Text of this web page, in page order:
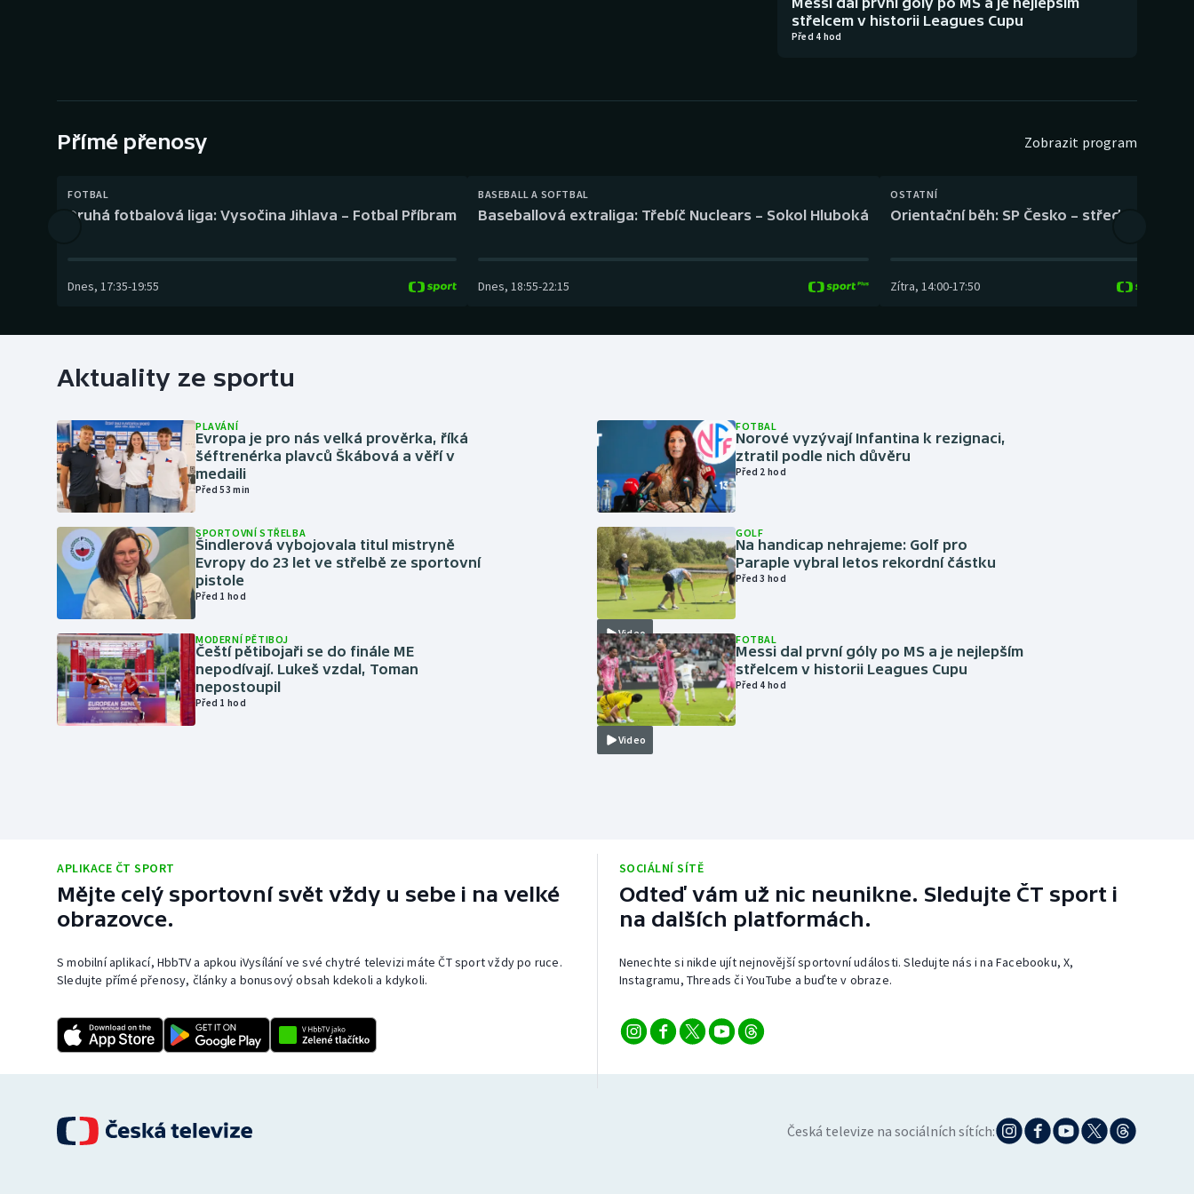
Gymnastika Plážový volejbal
střelcem v historii Leagues Cupu
Před 4 hod
Přímé přenosy Zobrazit program
FOTBAL
Druhá fotbalová liga: Vysočina Jihlava – Fotbal Příbram
Dnes, 17:35-19:55
BASEBALL A SOFTBAL
Baseballová extraliga: Třebíč Nuclears – Sokol Hluboká
Dnes, 18:55-22:15
OSTATNÍ
Orientační běh: SP Česko – střední trať
Zítra, 14:00-17:50
Aktuality ze sportu
PLAVÁNÍ
Evropa je pro nás velká prověrka, říká
šéftrenérka plavců Škábová a věří v
medaili
Před 53 min
SPORTOVNÍ STŘELBA
Šindlerová vybojovala titul mistryně
Evropy do 23 let ve střelbě ze sportovní
pistole
Před 1 hod
MODERNÍ PĚTIBOJ
Čeští pětibojaři se do finále ME
nepodívají. Lukeš vzdal, Toman
nepostoupil
Před 1 hod
FOTBAL
Norové vyzývají Infantina k rezignaci,
ztratil podle nich důvěru
Před 2 hod
Video
GOLF
Na handicap nehrajeme: Golf pro
Paraple vybral letos rekordní částku
Před 3 hod
Video
FOTBAL
Messi dal první góly po MS a je nejlepším
střelcem v historii Leagues Cupu
Před 4 hod
APLIKACE ČT SPORT
Mějte celý sportovní svět vždy u sebe i na velké
obrazovce.
S mobilní aplikací, HbbTV a apkou iVysílání ve své chytré televizi máte ČT sport vždy po ruce.
Sledujte přímé přenosy, články a bonusový obsah kdekoli a kdykoli.
SOCIÁLNÍ SÍTĚ
Odteď vám už nic neunikne. Sledujte ČT sport i
na dalších platformách.
Nenechte si nikde ujít nejnovější sportovní události. Sledujte nás i na Facebooku, X,
Instagramu, Threads či YouTube a buďte v obraze.
Česká televize na sociálních sítích: